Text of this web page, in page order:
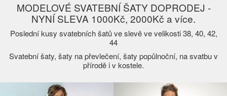
MODELOVÉ SVATEBNÍ ŠATY DOPRODEJ -
NYNÍ SLEVA 1000Kč, 2000Kč a více.
Poslední kusy svatebních šatů ve slevě ve velikosti 38, 40, 42,
44
Svatební šaty, šaty na převlečení, šaty popůlnoční, na svatbu v
přírodě i v kostele.